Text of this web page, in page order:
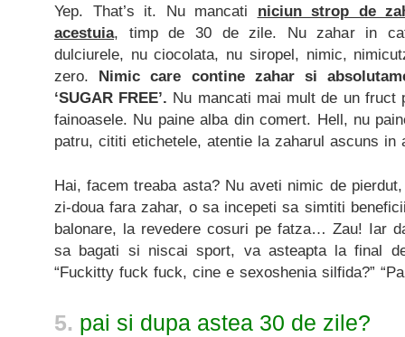
Yep. That’s it. Nu mancati niciun strop de
acestuia, timp de 30 de zile. Nu zahar in
dulciurele, nu ciocolata, nu siropel, nimic,
zero. Nimic care contine zahar si
‘SUGAR FREE’. Nu mancati mai mult de un fruct
fainoasele. Nu paine alba din comert. Hell, nu
patru, cititi etichetele, atentie la zaharul ascuns in
Hai, facem treaba asta? Nu aveti nimic de
zi-doua fara zahar, o sa incepeti sa simtiti
balonare, la revedere cosuri pe fatza… Zau! Iar
sa bagati si niscai sport, va asteapta la final
“Fuckitty fuck fuck, cine e sexoshenia silfida?”
5. pai si dupa astea 30 de zile?